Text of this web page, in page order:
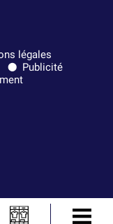
légales
Publicité